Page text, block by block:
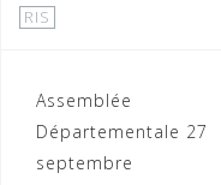
RIS
Assemblée
Départementale 27
septembre